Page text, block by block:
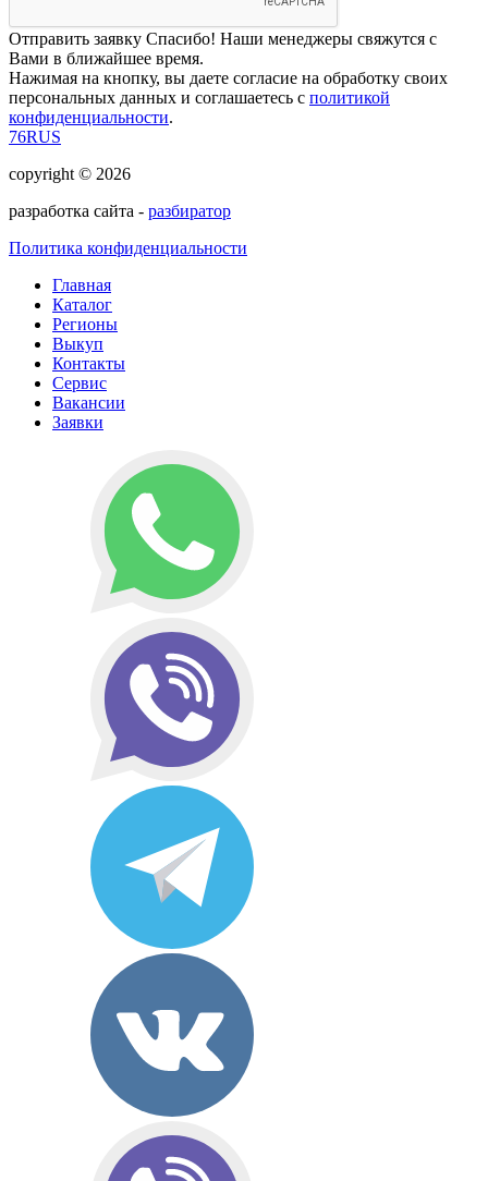
Отправить заявку Спасибо! Наши менеджеры свяжутся с
Вами в ближайшее время.
Нажимая на кнопку, вы даете согласие на обработку своих
персональных данных и соглашаетесь с политикой
конфиденциальности.
76RUS
copyright © 2026
разработка сайта - разбиратор
Политика конфиденциальности
Главная
Каталог
Регионы
Выкуп
Контакты
Сервис
Вакансии
Заявки